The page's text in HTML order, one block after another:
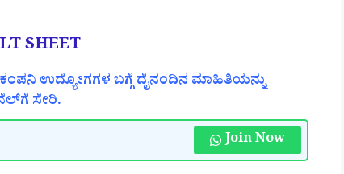
SHEET
ಉದ್ಯೋಗಗಳ ಬಗ್ಗೆ ದೈನಂದಿನ ಮಾಹಿತಿಯನ್ನು
ಸೇರಿ.
Join Now